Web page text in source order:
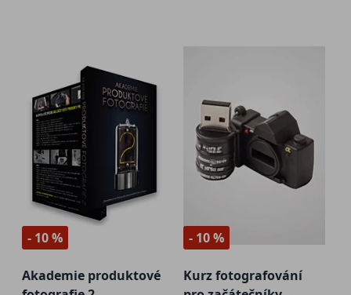
- 10 %
Akademie produktové
- 10 %
Kurz fotografování